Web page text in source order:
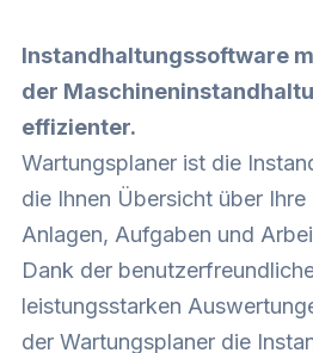
Instandhaltungssoftware
der
effizienter.
Wartungsplaner ist die
die Ihnen Übersicht über
Anlagen, Aufgaben und
Dank der
leistungsstarken
der Wartungsplaner die